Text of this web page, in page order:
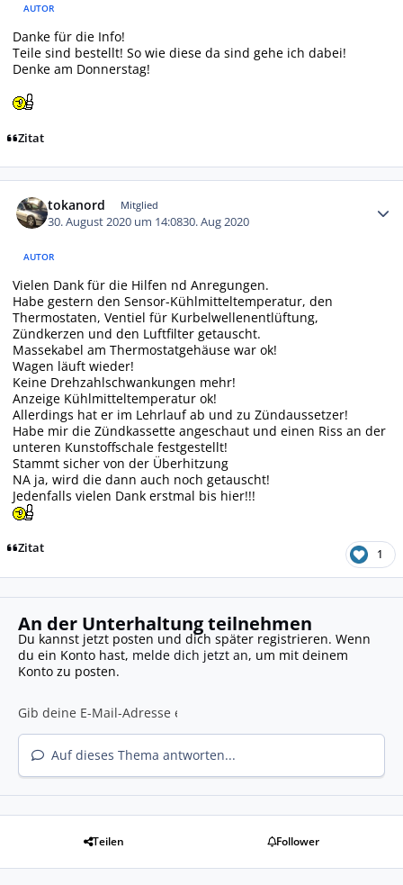
AUTOR
Danke für die Info!
Teile sind bestellt! So wie diese da sind gehe ich dabei!
Denke am Donnerstag!
Zitat
tokanord Mitglied
30. August 2020 um 14:0830. Aug 2020
AUTOR
Vielen Dank für die Hilfen nd Anregungen.
Habe gestern den Sensor-Kühlmitteltemperatur, den
Thermostaten, Ventiel für Kurbelwellenentlüftung,
Zündkerzen und den Luftfilter getauscht.
Massekabel am Thermostatgehäuse war ok!
Wagen läuft wieder!
Keine Drehzahlschwankungen mehr!
Anzeige Kühlmitteltemperatur ok!
Allerdings hat er im Lehrlauf ab und zu Zündaussetzer!
Habe mir die Zündkassette angeschaut und einen Riss an der
unteren Kunstoffschale festgestellt!
Stammt sicher von der Überhitzung
NA ja, wird die dann auch noch getauscht!
Jedenfalls vielen Dank erstmal bis hier!!!
Zitat 1
An der Unterhaltung teilnehmen
Du kannst jetzt posten und dich später registrieren. Wenn
du ein Konto hast, melde dich jetzt an, um mit deinem
Konto zu posten.
Auf dieses Thema antworten...
Teilen Follower